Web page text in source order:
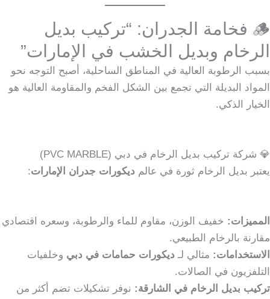
🪵 فخامة الجدران: “تركيب بديل
الرخام وبديل الخشب في الإمارات”
بسبب الرطوبة العالية في المناطق الساحلية، أصبح التوجه نحو
المواد البديلة التي تجمع بين الشكل الفخم والمقاومة العالية هو
الخيار الذكي.
💎 شركة تركيب بديل الرخام في دبي (PVC MARBLE)
يعتبر بديل الرخام ثورة في عالم ديكورات جدران الإمارات:
المميزات: خفيف الوزن، مقاوم للماء والرطوبة، وسعره اقتصادي
مقارنة بالرخام الطبيعي.
الاستخدامات: مثالي لـ ديكورات حمامات في دبي وخلفيات
التلفزيون في الصالات.
تركيب بديل الرخام في الشارقة: نوفر تشكيلات تضم أكثر من